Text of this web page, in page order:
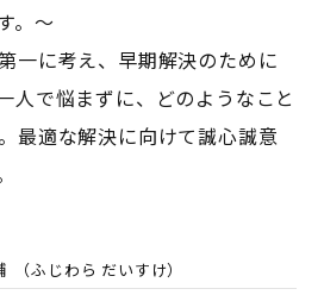
。～
一に考え、早期解決のために
人で悩まずに、どのようなこと
最適な解決に向けて誠心誠意
（ふじわら だいすけ）